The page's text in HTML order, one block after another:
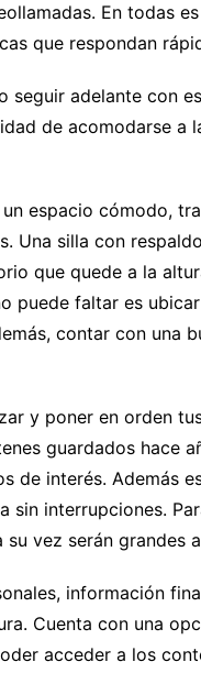
En todas
que respondan
seguir adelante con
de acomodarse a
espacio cómodo,
Una silla con
que quede a la
puede faltar es
contar con una
y poner en orden
guardados hace
de interés. Además
sin interrupciones.
vez serán grandes
información
Cuenta con una
acceder a los